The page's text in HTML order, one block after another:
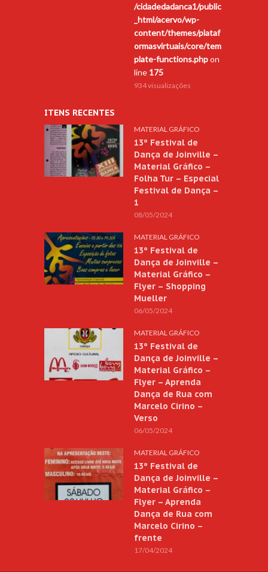
/cidadedadanca1/public
_html/acervo/wp-
content/themes/plataf
ormasvirtuais/core/tem
plate-functions.phpon
line 175
934 visualizações
ITENS RECENTES
MATERIAL GRÁFICO
13º Festival de
Dança de Joinville –
Material Gráfico –
Folha Tur – Especial
Festival de Dança –
1
08/05/2024
MATERIAL GRÁFICO
13º Festival de
Dança de Joinville –
Material Gráfico –
Flyer – Shopping
Mueller
06/05/2024
MATERIAL GRÁFICO
13º Festival de
Dança de Joinville –
Material Gráfico –
Flyer – Aprenda
Dança de Rua com
Marcelo Cirino –
Verso
06/05/2024
MATERIAL GRÁFICO
13º Festival de
Dança de Joinville –
Material Gráfico –
Flyer – Aprenda
Dança de Rua com
Marcelo Cirino –
frente
17/04/2024